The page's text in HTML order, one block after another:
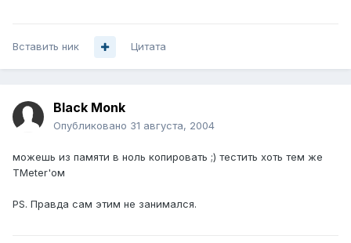
Вставить ник Цитата
Black Monk
Опубликовано 31 августа, 2004
можешь из памяти в ноль копировать ;) тестить хоть тем же
TMeter'ом
PS. Правда сам этим не занимался.